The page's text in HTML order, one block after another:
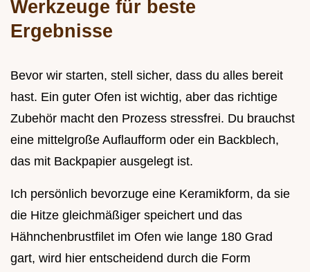
Werkzeuge für beste
Ergebnisse
Bevor wir starten, stell sicher, dass du alles bereit
hast. Ein guter Ofen ist wichtig, aber das richtige
Zubehör macht den Prozess stressfrei. Du brauchst
eine mittelgroße Auflaufform oder ein Backblech,
das mit Backpapier ausgelegt ist.
Ich persönlich bevorzuge eine Keramikform, da sie
die Hitze gleichmäßiger speichert und das
Hähnchenbrustfilet im Ofen wie lange 180 Grad
gart, wird hier entscheidend durch die Form